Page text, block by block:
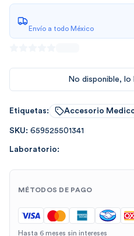
Envío a todo México
No disponible,
Etiquetas: Accesorio
SKU: 659525501341
Laboratorio:
MÉTODOS DE PAGO
Hasta 6 meses sin intereses